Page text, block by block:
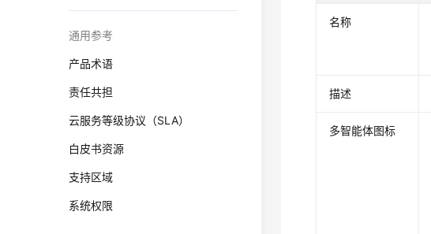
通用参考
产品术语
责任共担
云服务等级协议（SLA）
白皮书资源
支持区域
系统权限
名称
描述
多智能体图标